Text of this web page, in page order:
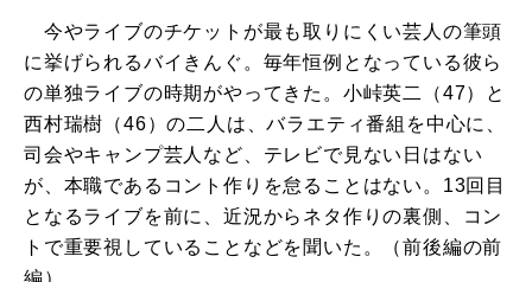
今やライブのチケットが最も取りにくい芸人の筆頭
に挙げられるバイきんぐ。毎年恒例となっている彼ら
の単独ライブの時期がやってきた。小峠英二（47）と
西村瑞樹（46）の二人は、バラエティ番組を中心に、
司会やキャンプ芸人など、テレビで見ない日はない
が、本職であるコント作りを怠ることはない。13回目
となるライブを前に、近況からネタ作りの裏側、コン
トで重要視していることなどを聞いた。（前後編の前